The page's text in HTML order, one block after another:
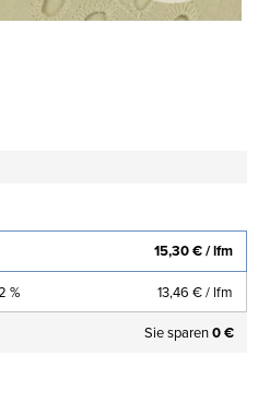
15,30 €/ lfm
% 13,46 €/ lfm
Sie sparen0 €